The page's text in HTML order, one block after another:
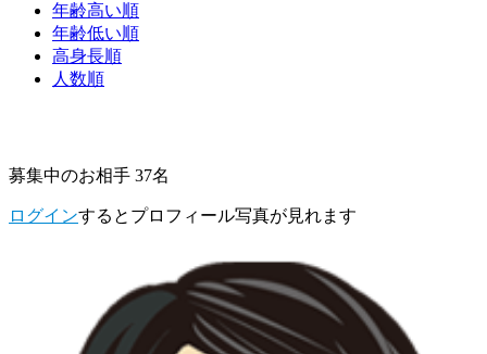
年齢高い順
年齢低い順
高身長順
人数順
募集中のお相手 37名
ログインするとプロフィール写真が見れます